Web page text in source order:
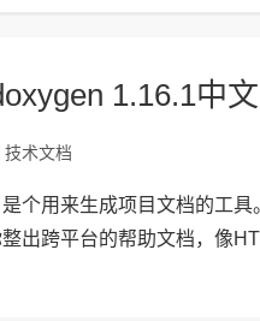
1.16.1中
技术文档
个用来生成项目文档的工
出跨平台的帮助文档，像